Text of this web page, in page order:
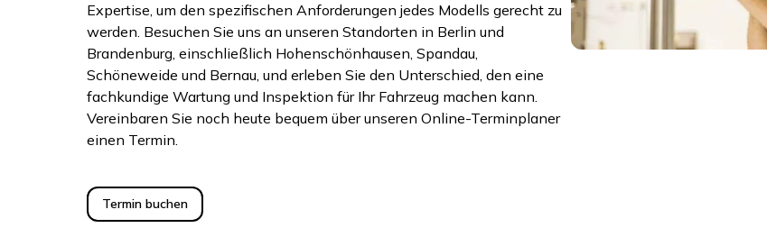
Expertise, um den spezifischen Anforderungen jedes Modells gerecht zu
werden. Besuchen Sie uns an unseren Standorten in Berlin und
Brandenburg, einschließlich Hohenschönhausen, Spandau,
Schöneweide und Bernau, und erleben Sie den Unterschied, den eine
fachkundige Wartung und Inspektion für Ihr Fahrzeug machen kann.
Vereinbaren Sie noch heute bequem über unseren Online-Terminplaner
einen Termin.
Termin buchen